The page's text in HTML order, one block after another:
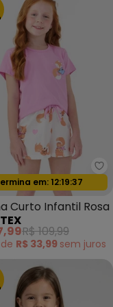
Infantil
Oferta relâmpago
em: 12:19:35
Curto Infantil Rosa
R$ 109,99
de R$ 33,99 sem juros